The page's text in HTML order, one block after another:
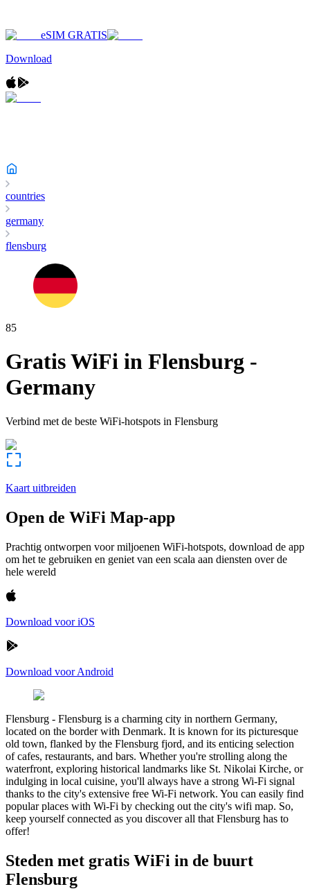
eSIM GRATIS
Download
countries
germany
flensburg
85
Gratis WiFi in Flensburg -
Germany
Verbind met de beste WiFi-hotspots in Flensburg
Kaart uitbreiden
Open de WiFi Map-app
Prachtig ontworpen voor miljoenen WiFi-hotspots, download de app
om het te gebruiken en geniet van een scala aan diensten over de
hele wereld
Download voor iOS
Download voor Android
Flensburg - Flensburg is a charming city in northern Germany,
located on the border with Denmark. It is known for its picturesque
old town, flanked by the Flensburg fjord, and its enticing selection
of cafes, restaurants, and bars. Whether you're strolling along the
waterfront, exploring historical landmarks like St. Nikolai Kirche, or
indulging in local cuisine, you'll always have a strong Wi-Fi signal
thanks to the city's extensive free Wi-Fi network. You can easily find
popular places with Wi-Fi by checking out the city's wifi map. So,
keep yourself connected as you discover all that Flensburg has to
offer!
Steden met gratis WiFi in de buurt
Flensburg